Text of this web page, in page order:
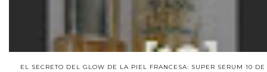
EL SECRETO DEL GLOW DE LA PIEL FRANCESA: SUPER SERUM 10 DE